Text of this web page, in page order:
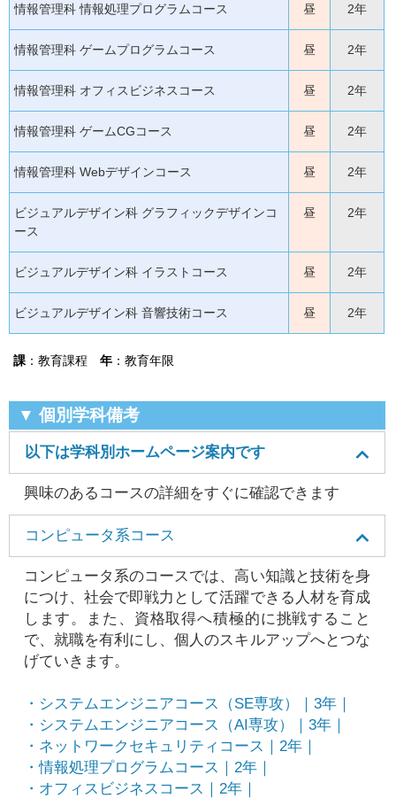
情報管理科 情報処理プログラムコース 昼 2年
情報管理科 ゲームプログラムコース 昼 2年
情報管理科 オフィスビジネスコース 昼 2年
情報管理科 ゲームCGコース 昼 2年
情報管理科 Webデザインコース 昼 2年
ビジュアルデザイン科 グラフィックデザインコ
ース
昼 2年
ビジュアルデザイン科 イラストコース 昼 2年
ビジュアルデザイン科 音響技術コース 昼 2年
課 ：教育課程 年 ：教育年限
▼ 個別学科備考
以下は学科別ホームページ案内です
興味のあるコースの詳細をすぐに確認できます
コンピュータ系コース
コンピュータ系のコースでは、高い知識と技術を身
につけ、社会で即戦力として活躍できる人材を育成
します。また、資格取得へ積極的に挑戦すること
で、就職を有利にし、個人のスキルアップへとつな
げていきます。
・システムエンジニアコース（SE専攻）｜3年｜
・システムエンジニアコース（AI専攻）｜3年｜
・ネットワークセキュリティコース｜2年｜
・情報処理プログラムコース｜2年｜
・オフィスビジネスコース｜2年｜